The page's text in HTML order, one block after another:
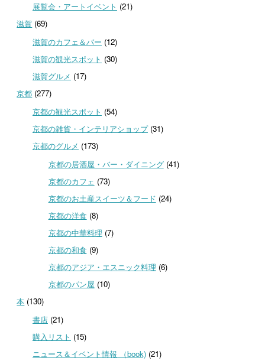
展覧会・アートイベント (21)
滋賀 (69)
滋賀のカフェ＆バー (12)
滋賀の観光スポット (30)
滋賀グルメ (17)
京都 (277)
京都の観光スポット (54)
京都の雑貨・インテリアショップ(31)
京都のグルメ (173)
京都の居酒屋・バー・ダイニング(41)
京都のカフェ (73)
京都のお土産スイーツ＆フード (24)
京都の洋食 (8)
京都の中華料理 (7)
京都の和食 (9)
京都のアジア・エスニック料理 (6)
京都のパン屋 (10)
本 (130)
書店(21)
購入リスト (15)
ニュース＆イベント情報 （book)(21)